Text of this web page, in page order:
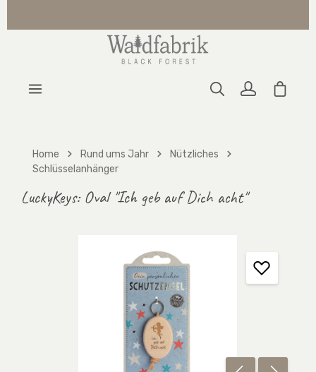
Home Rund ums Jahr
Nützliches
Schlüsselanhänger
LuckyKeys: Oval "Ich geb auf Dich acht"